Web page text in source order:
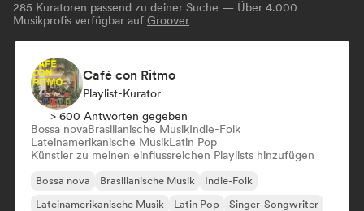
285 Kuratoren passend zu deiner Suche — Über 4.000
Musikprofis verfügbar auf Groover
Café con Ritmo
Playlist-Kurator
> 600 Antworten gegeben
Bossa novaBrasilianische MusikIndie-Folk
Lateinamerikanische MusikLatin Pop
Künstler zu meinen einflussreichen Playlists hinzufügen
Bossa nova Brasilianische Musik
Indie-Folk
Lateinamerikanische Musik
Latin Pop Singer-Songwriter